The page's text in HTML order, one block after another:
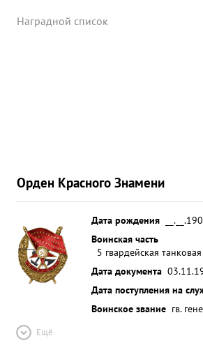
Наградной список
Орден Красного Знамени
Дата рождения
Воинская часть
5 гвардейская
Дата документа
Дата поступления на
Воинское звание гв.
Ещё